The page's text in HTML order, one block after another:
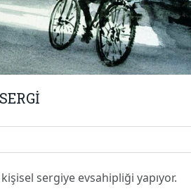
sergiye evsahipliği yapıyor.